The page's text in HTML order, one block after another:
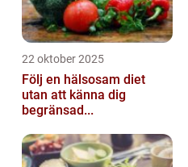
22 oktober 2025
Följ en hälsosam diet
utan att känna dig
begränsad...